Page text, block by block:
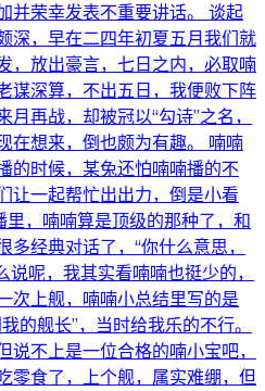
并荣幸发表不重要讲话。 谈起
深，早在二四年初夏五月我们就
，放出豪言，七日之内，必取喃
谋深算，不出五日，我便败下阵
再战，却被冠以“勾诗”之名，
在想来，倒也颇为有趣。 喃喃
的时候，某兔还怕喃喃播的不
让一起帮忙出出力，倒是小看
，喃喃算是顶级的那种了，和
经典对话了，“你什么意思，
呢，我其实看喃喃也挺少的，
次上舰，喃喃小总结里写的是
的舰长”，当时给我乐的不行。
不上是一位合格的喃小宝吧，
零食了，上个舰，属实难绷，但